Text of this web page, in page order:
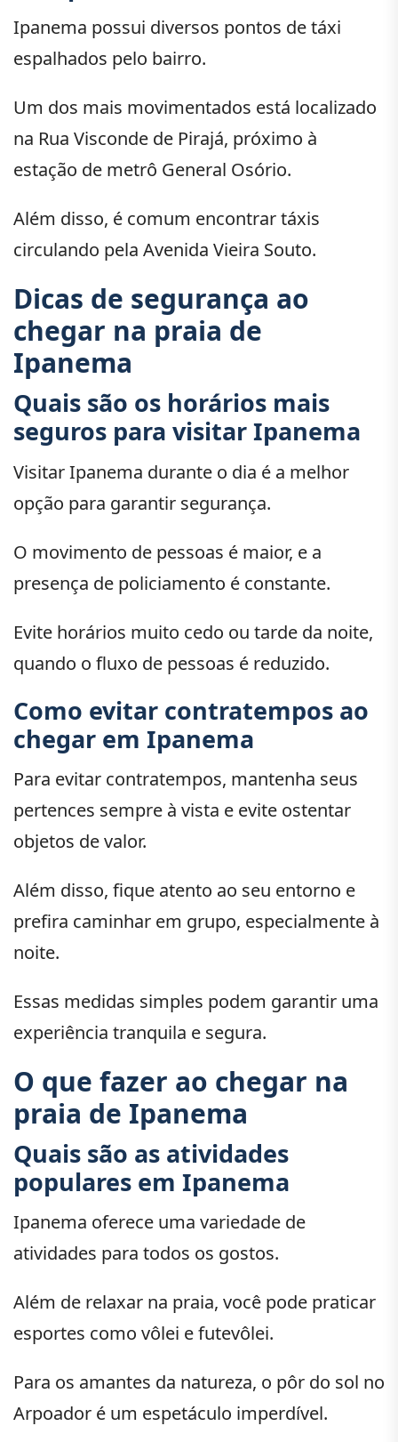
Ipanema possui diversos pontos de táxi
espalhados pelo bairro.
Um dos mais movimentados está localizado
na Rua Visconde de Pirajá, próximo à
estação de metrô General Osório.
Além disso, é comum encontrar táxis
circulando pela Avenida Vieira Souto.
Dicas de segurança ao
chegar na praia de
Ipanema
Quais são os horários mais
seguros para visitar Ipanema
Visitar Ipanema durante o dia é a melhor
opção para garantir segurança.
O movimento de pessoas é maior, e a
presença de policiamento é constante.
Evite horários muito cedo ou tarde da noite,
quando o fluxo de pessoas é reduzido.
Como evitar contratempos ao
chegar em Ipanema
Para evitar contratempos, mantenha seus
pertences sempre à vista e evite ostentar
objetos de valor.
Além disso, fique atento ao seu entorno e
prefira caminhar em grupo, especialmente à
noite.
Essas medidas simples podem garantir uma
experiência tranquila e segura.
O que fazer ao chegar na
praia de Ipanema
Quais são as atividades
populares em Ipanema
Ipanema oferece uma variedade de
atividades para todos os gostos.
Além de relaxar na praia, você pode praticar
esportes como vôlei e futevôlei.
Para os amantes da natureza, o pôr do sol no
Arpoador é um espetáculo imperdível.